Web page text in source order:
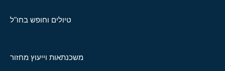
טיולים וחופש בחו"ל
משכנתאות וייעוץ מחזור